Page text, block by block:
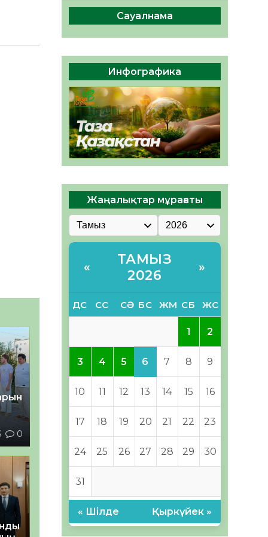
0
04.08.2026 46 0
Құрылтай: Қызылордада
1344 комиссия мүшесінің
04.08.2026
37 0
ҚҰРЫЛТАЙ САЙЛАУЫ – ЕЛ
БІРЛІГІ МЕН АЗАМАТТЫҚ
ЖАУАПКЕРШІЛІКТІҢ
КӨРІНІСІ
04.08.2026 49 0
Сауалнама
Инфографика
Жаңалықтар мұрағаты
«
ТАМЫЗ
2026
»
ДС СС СӘ БС ЖМ СБ ЖС
1 2
3 4 5 6 7 8 9
10 11 12 13 14 15 16
17 18 19 20 21 22 23
24 25 26 27 28 29 30
31
« Шілде Қыркүйек »